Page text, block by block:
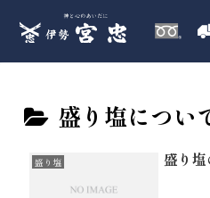
盛り塩につい
盛り塩 盛り